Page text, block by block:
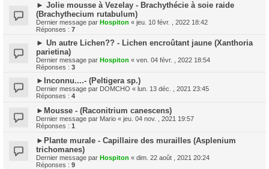
► Jolie mousse à Vezelay - Brachythécie à soie raide
(Brachythecium rutabulum)
Dernier message par Hospiton « jeu. 10 févr. , 2022 18:42
Réponses : 7
► Un autre Lichen?? - Lichen encroûtant jaune (Xanthoria
parietina)
Dernier message par Hospiton « ven. 04 févr. , 2022 18:54
Réponses : 3
►Inconnu....- (Peltigera sp.)
Dernier message par DOMCHO « lun. 13 déc. , 2021 23:45
Réponses : 4
►Mousse - (Raconitrium canescens)
Dernier message par Mario « jeu. 04 nov. , 2021 19:57
Réponses : 1
►Plante murale - Capillaire des murailles (Asplenium
trichomanes)
Dernier message par Hospiton « dim. 22 août , 2021 20:24
Réponses : 9